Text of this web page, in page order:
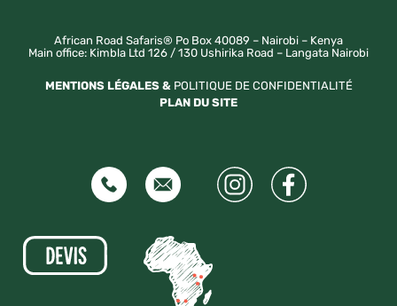
African Road Safaris® Po Box 40089 – Nairobi – Kenya
Main office: Kimbla Ltd 126 / 130 Ushirika Road – Langata Nairobi
MENTIONS LÉGALES & POLITIQUE DE CONFIDENTIALITÉ
PLAN DU SITE